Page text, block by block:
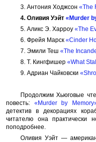
3. Антония Ходжсон «The
4. Оливия Уэйт «Murder
5. Аликс Э. Харроу «The
6. Фрейя Марск «Cinder
7. Эмили Теш «The
8. Т. Кингфишер «What
9. Адриан Чайковски
Продолжим Хьюговые
повесть: «Murder by
детектив в декорациях
читателю она практически
поподробнее.
Оливия Уэйт —